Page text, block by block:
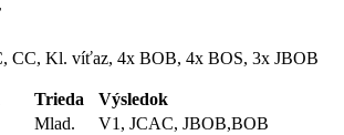
CC, Kl. víťaz, 4x BOB, 4x BOS, 3x JBOB
Trieda
Výsledok
Mlad.
V1, JCAC, JBOB,BOB